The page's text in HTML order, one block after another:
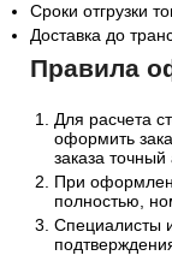
Сроки отгрузки
Доставка до
Правила
Для расчета
оформить
заказа точный
При
полностью,
Специалисты